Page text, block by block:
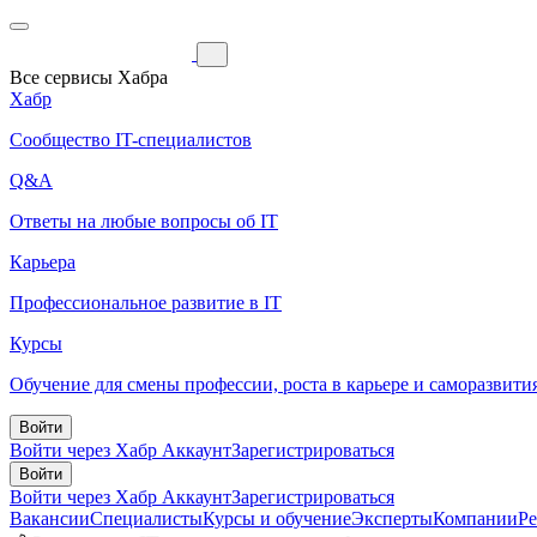
Все сервисы Хабра
Хабр
Сообщество IT-специалистов
Q&A
Ответы на любые вопросы об IT
Карьера
Профессиональное развитие в IT
Курсы
Обучение для смены профессии, роста в карьере и
Войти
Войти через Хабр АккаунтЗарегистрироваться
Войти
Войти через Хабр АккаунтЗарегистрироваться
ВакансииСпециалистыКурсы и обучениеЭкспертыКомпании